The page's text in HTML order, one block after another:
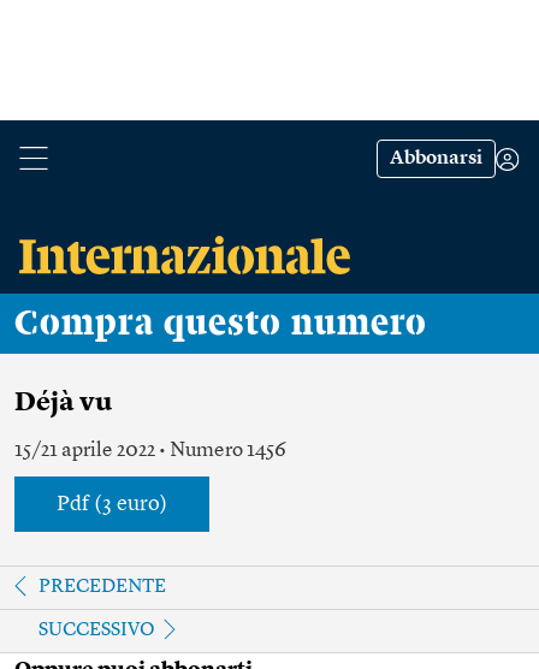
Abbonarsi
Compra questo numero
Déjà vu
15/21 aprile 2022 • Numero 1456
Pdf (3 euro)
PRECEDENTE
SUCCESSIVO